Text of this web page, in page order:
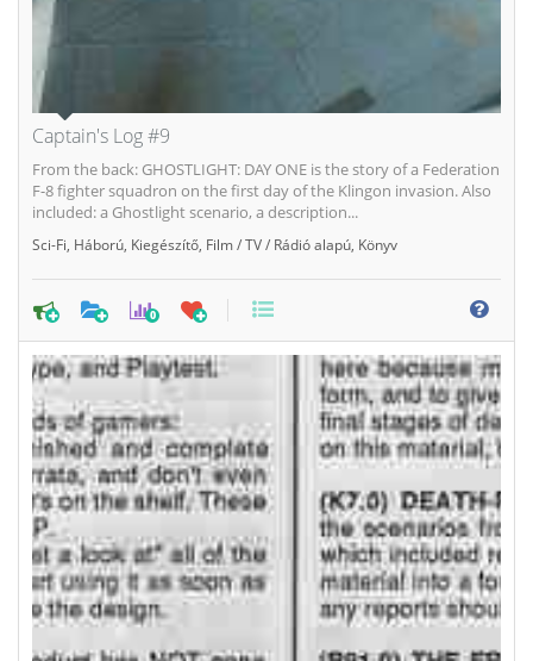
Captain's Log #9
From the back: GHOSTLIGHT: DAY ONE is the story of a Federation
F-8 fighter squadron on the first day of the Klingon invasion. Also
included: a Ghostlight scenario, a description...
Sci-Fi Háború Kiegészítő Film / TV / Rádió alapú Könyv
0